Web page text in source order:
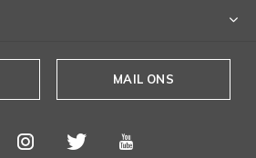
MAIL ONS